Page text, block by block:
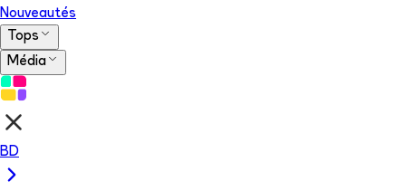
Nouveautés
Tops
Média
BD